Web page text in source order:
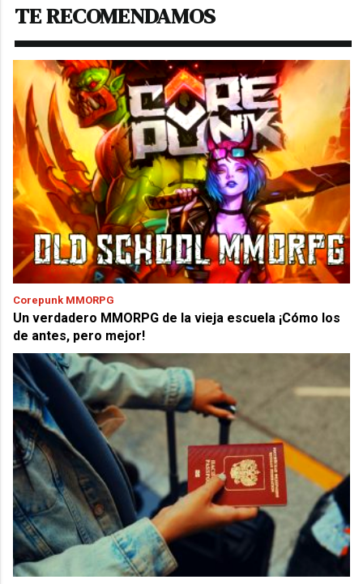
TE RECOMENDAMOS
Corepunk MMORPG
Un verdadero MMORPG de la vieja escuela ¡Cómo los
de antes, pero mejor!